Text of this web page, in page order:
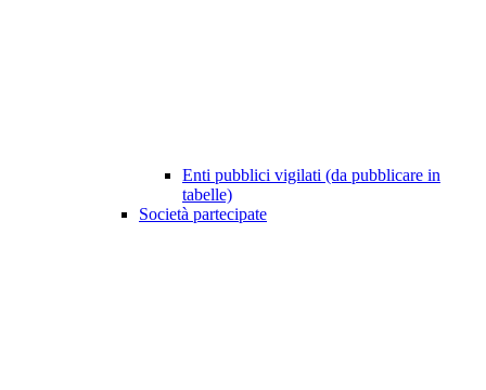
Enti pubblici vigilati (da pubblicare in
tabelle)
Società partecipate